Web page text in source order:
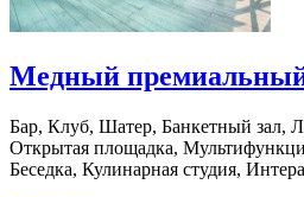
Медный
Бар, Клуб, Шатер, Банкетный зал,
Открытая площадка,
Беседка, Кулинарная студия,